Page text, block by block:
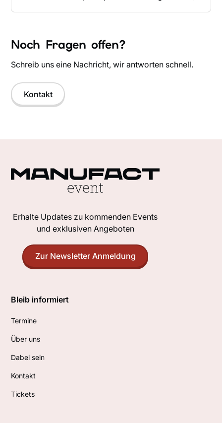
Platzbedarf und deinem Setup gesammelt an
schicken dir alle wichtigen Infos zum jeweiligen
Event rechtzeitig vorab.
Noch Fragen offen?
Schreib uns eine Nachricht, wir antworten schnell.
Kontakt
Erhalte Updates zu kommenden Events
und exklusiven Angeboten
Zur Newsletter Anmeldung
Bleib informiert
Termine
Über uns
Dabei sein
Kontakt
Tickets